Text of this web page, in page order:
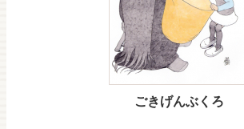
ごきげんぶくろ